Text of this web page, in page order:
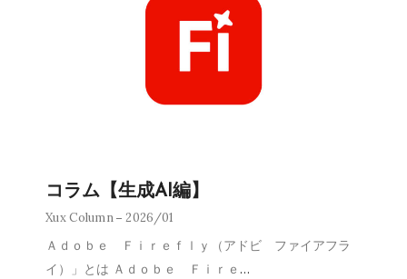
コラム【生成AI編】
Xux Column 2026/01
Ａｄｏｂｅ Ｆｉｒｅｆｌｙ（アドビ ファイアフラ
イ）」とは Ａｄｏｂｅ Ｆｉｒｅ …